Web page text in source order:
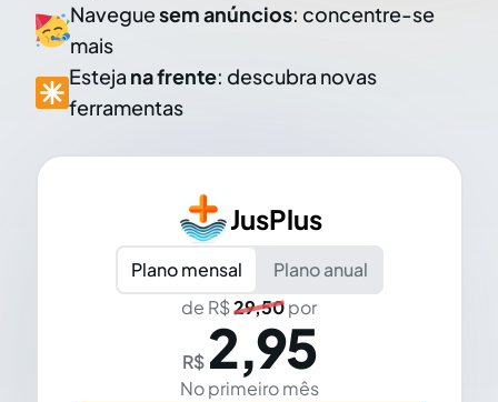
Naveguesem anúncios: concentre-se
mais
Esteja na frente: descubra novas
ferramentas
JusPlus
Plano mensal
Plano anual
de R$29,50por
R$ 2,95
No primeiro mês